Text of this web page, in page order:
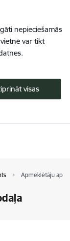
nepieciešamās
var tikt
visas
Apmeklētāju